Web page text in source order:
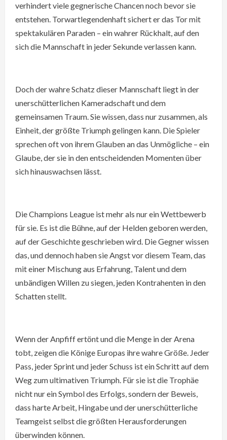
verhindert viele gegnerische Chancen noch bevor sie
entstehen. Torwartlegendenhaft sichert er das Tor mit
spektakulären Paraden – ein wahrer Rückhalt, auf den
sich die Mannschaft in jeder Sekunde verlassen kann.
Doch der wahre Schatz dieser Mannschaft liegt in der
unerschütterlichen Kameradschaft und dem
gemeinsamen Traum. Sie wissen, dass nur zusammen, als
Einheit, der größte Triumph gelingen kann. Die Spieler
sprechen oft von ihrem Glauben an das Unmögliche – ein
Glaube, der sie in den entscheidenden Momenten über
sich hinauswachsen lässt.
Die Champions League ist mehr als nur ein Wettbewerb
für sie. Es ist die Bühne, auf der Helden geboren werden,
auf der Geschichte geschrieben wird. Die Gegner wissen
das, und dennoch haben sie Angst vor diesem Team, das
mit einer Mischung aus Erfahrung, Talent und dem
unbändigen Willen zu siegen, jeden Kontrahenten in den
Schatten stellt.
Wenn der Anpfiff ertönt und die Menge in der Arena
tobt, zeigen die Könige Europas ihre wahre Größe. Jeder
Pass, jeder Sprint und jeder Schuss ist ein Schritt auf dem
Weg zum ultimativen Triumph. Für sie ist die Trophäe
nicht nur ein Symbol des Erfolgs, sondern der Beweis,
dass harte Arbeit, Hingabe und der unerschütterliche
Teamgeist selbst die größten Herausforderungen
überwinden können.